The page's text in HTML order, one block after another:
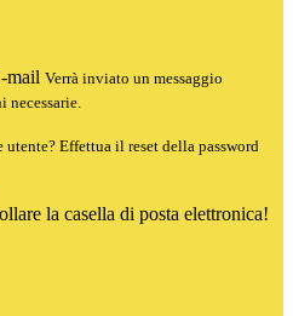
mail Verrà inviato un messaggio
Effettua il reset della password
la casella di posta elettronica!